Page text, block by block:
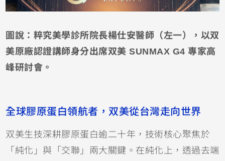
圖說：粹究美學診所院長楊仕安醫師（左一），以双
美原廠認證講師身分出席双美 SUNMAX G4 專家高
峰研討會。
全球膠原蛋白領航者，双美從台灣走向世界
双美生技深耕膠原蛋白逾二十年，技術核心聚焦於
「純化」與「交聯」兩大關鍵。在純化上，透過去端